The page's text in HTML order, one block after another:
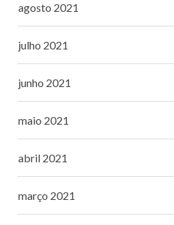
agosto 2021
julho 2021
junho 2021
maio 2021
abril 2021
março 2021